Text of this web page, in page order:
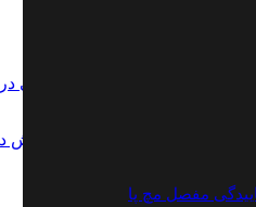
مفصل مچ پا
ورزش